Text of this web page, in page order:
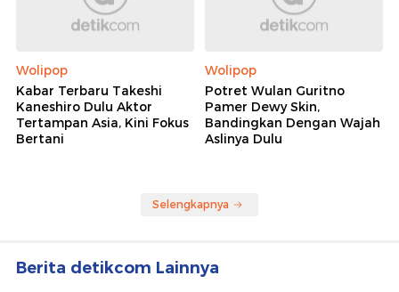
Wolipop
Kabar Terbaru Takeshi
Kaneshiro Dulu Aktor
Tertampan Asia, Kini Fokus
Bertani
Wolipop
Potret Wulan Guritno
Pamer Dewy Skin,
Bandingkan Dengan Wajah
Aslinya Dulu
Selengkapnya
Berita detikcom Lainnya